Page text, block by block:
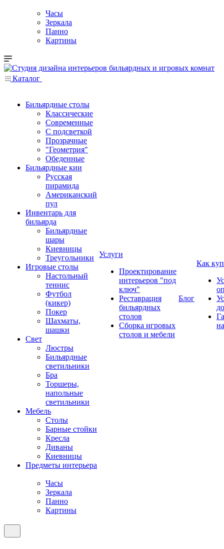
Часы
Зеркала
Панно
Картины
Каталог
Бильярдные столы
Классические
Современные
С подсветкой
Прозрачные
"Геометрия"
Обеденные
Бильярдные кии
Русская
пирамида
Американский
пул
Инвентарь для
бильярда
Бильярдные
шары
Киевницы
Треугольники
Игровые столы
Настольный
теннис
Футбол
(кикер)
Покер
Шахматы,
шашки
Свет
Люстры
Бильярдные
светильники
Бра
Торшеры,
напольные
светильники
Мебель
Столы
Барные стойки
Кресла
Диваны
Киевницы
Предметы интерьера
Часы
Зеркала
Панно
Картины
Услуги
Проектирование
интерьеров "под
ключ"
Реставрация
бильярдных
столов
Сборка игровых
столов и мебели
Блог
Как